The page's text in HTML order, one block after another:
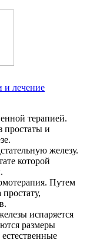
и лечение
терапией.
простаты и
железу.
которой
Путем
испаряется
размеры